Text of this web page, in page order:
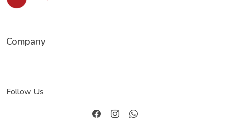
Company
Follow Us